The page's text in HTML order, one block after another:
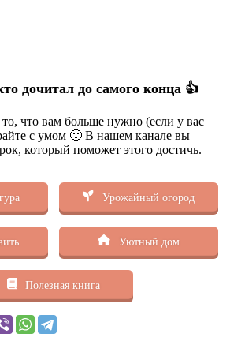
дочитал до самого конца 👍
что вам больше нужно (если у вас
с умом 🙂 В нашем канале вы
который поможет этого достичь.
Урожайный огород
Уютный дом
Полезная книга